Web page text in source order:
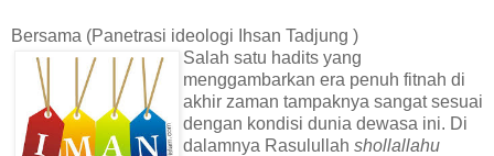
Bersama (Panetrasi ideologi Ihsan Tadjung )
Salah satu hadits yang
menggambarkan era penuh fitnah di
akhir zaman tampaknya sangat sesuai
dengan kondisi dunia dewasa ini. Di
dalamnya Rasulullah shollallahu